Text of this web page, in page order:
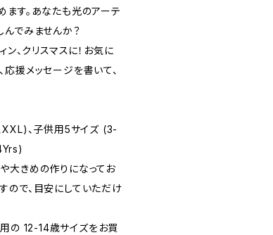
ます。あなたも光のアーテ
んでみませんか？
ン、クリスマスに！お気に
応援メッセージを書いて、
XXL)、子供用5サイズ (3-
大きめの作りになってお
ので、目安にしていただけ
の 12-14歳サイズをお買